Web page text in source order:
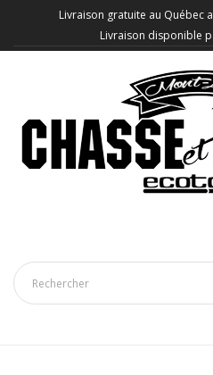
Livraison gratuite au Québec
Livraison disponible